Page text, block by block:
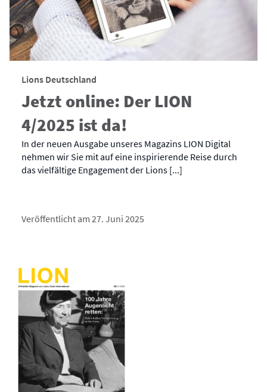
Lions Deutschland
Jetzt online: Der LION
4/2025 ist da!
In der neuen Ausgabe unseres Magazins LION Digital
nehmen wir Sie mit auf eine inspirierende Reise durch
das vielfältige Engagement der Lions [...]
Veröffentlicht am 27. Juni 2025